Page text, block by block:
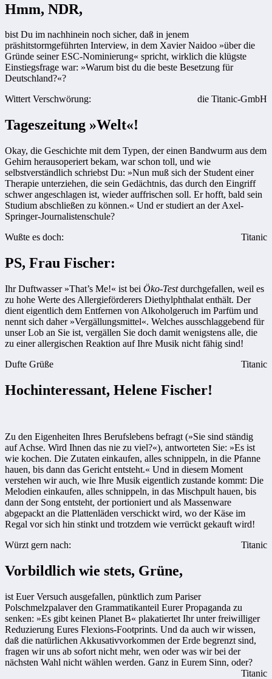
Hmm, NDR,
bist Du im nachhinein noch sicher, daß in jenem
präshitstormgeführten Interview, in dem Xavier Naidoo »über die
Gründe seiner ESC-Nominierung« spricht, wirklich die klügste
Einstiegsfrage war: »Warum bist du die beste Besetzung für
Deutschland?«?
Wittert Verschwörung:
die Titanic-GmbH
Tageszeitung »Welt«!
Okay, die Geschichte mit dem Typen, der einen Bandwurm aus dem
Gehirn herausoperiert bekam, war schon toll, und wie
selbstverständlich schriebst Du: »Nun muß sich der Student einer
Therapie unterziehen, die sein Gedächtnis, das durch den Eingriff
schwer angeschlagen ist, wieder auffrischen soll. Er hofft, bald sein
Studium abschließen zu können.« Und er studiert an der Axel-
Springer-Journalistenschule?
Wußte es doch:
Titanic
PS, Frau Fischer:
Ihr Duftwasser »That’s Me!« ist bei Öko-Testdurchgefallen, weil es
zu hohe Werte des Allergieförderers Diethylphthalat enthält. Der
dient eigentlich dem Entfernen von Alkoholgeruch im Parfüm und
nennt sich daher »Vergällungsmittel«. Welches ausschlaggebend für
unser Lob an Sie ist, vergällen Sie doch damit wenigstens alle, die
zu einer allergischen Reaktion auf Ihre Musik nicht fähig sind!
Dufte Grüße
Titanic
Hochinteressant, Helene Fischer!
Zu den Eigenheiten Ihres Berufslebens befragt (»Sie sind ständig
auf Achse. Wird Ihnen das nie zu viel?«), antworteten Sie: »Es ist
wie kochen. Die Zutaten einkaufen, alles schnippeln, in die Pfanne
hauen, bis dann das Gericht entsteht.« Und in diesem Moment
verstehen wir auch, wie Ihre Musik eigentlich zustande kommt: Die
Melodien einkaufen, alles schnippeln, in das Mischpult hauen, bis
dann der Song entsteht, der portioniert und als Massenware
abgepackt an die Plattenläden verschickt wird, wo der Käse im
Regal vor sich hin stinkt und trotzdem wie verrückt gekauft wird!
Würzt gern nach:
Titanic
Vorbildlich wie stets, Grüne,
ist Euer Versuch ausgefallen, pünktlich zum Pariser
Polschmelzpalaver den Grammatikanteil Eurer Propaganda zu
senken: »Es gibt keinen Planet B« plakatiertet Ihr unter freiwilliger
Reduzierung Eures Flexions-Footprints. Und da auch wir wissen,
daß die natürlichen Akkusativvorkommen der Erde begrenzt sind,
fragen wir uns ab sofort nicht mehr, wen oder was wir bei der
nächsten Wahl nicht wählen werden. Ganz in Eurem Sinn, oder?
Titanic